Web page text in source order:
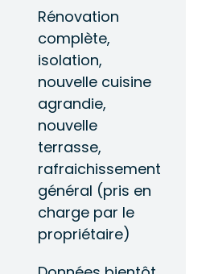
Rénovation
complète,
isolation,
nouvelle cuisine
agrandie,
nouvelle
terrasse,
rafraichissement
général (pris en
charge par le
propriétaire)